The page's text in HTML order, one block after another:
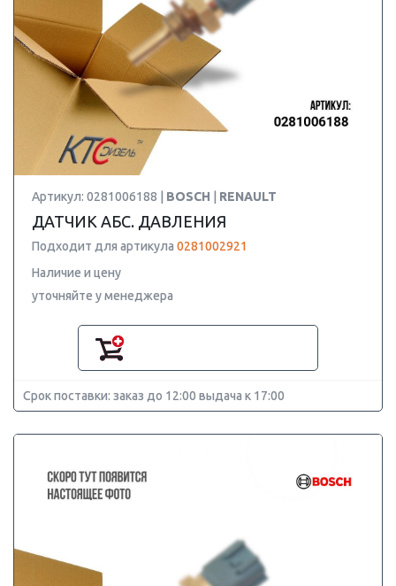
Артикул: 0281006188 | BOSCH RENAULT
ДАТЧИК АБС. ДАВЛЕНИЯ
Подходит для артикула 0281002921
Наличие и цену
уточняйте у менеджера
Срок поставки: заказ до 12:00 выдача к 17:00